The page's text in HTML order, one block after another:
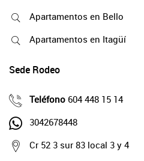
Apartamentos en Bello
Apartamentos en Itagüí
Sede Rodeo
Teléfono 604 448 15 14
3042678448
Cr 52 3 sur 83 local 3 y 4